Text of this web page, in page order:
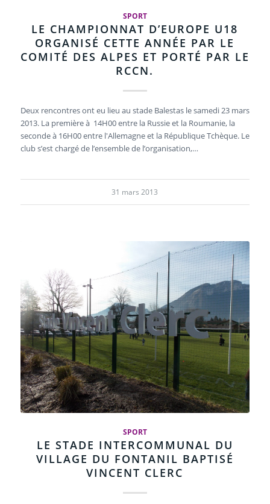
SPORT
LE CHAMPIONNAT D’EUROPE U18
ORGANISÉ CETTE ANNÉE PAR LE
COMITÉ DES ALPES ET PORTÉ PAR LE
RCCN.
Deux rencontres ont eu lieu au stade Balestas le samedi 23 mars
2013. La première à 14H00 entre la Russie et la Roumanie, la
seconde à 16H00 entre l'Allemagne et la République Tchèque. Le
club s’est chargé de l’ensemble de l’organisation,…
31 mars 2013
SPORT
LE STADE INTERCOMMUNAL DU
VILLAGE DU FONTANIL BAPTISÉ
VINCENT CLERC